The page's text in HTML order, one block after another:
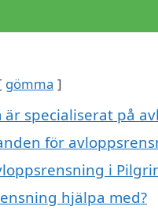
gömma
specialiserat på
för
i
hjälpa med?